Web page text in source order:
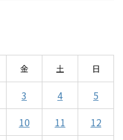
金 土 日
3 4
5
10 11
12